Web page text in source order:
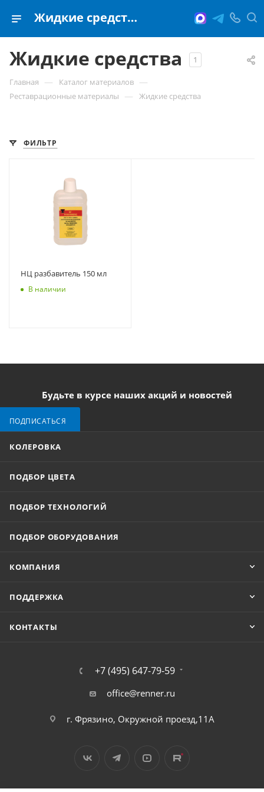
Жидкие средства
Жидкие средства 1
Главная — Каталог материалов —
Реставрационные материалы — Жидкие средства
ФИЛЬТР
НЦ разбавитель 150 мл
В наличии
Будьте в курсе наших акций и новостей
ПОДПИСАТЬСЯ
КОЛЕРОВКА
ПОДБОР ЦВЕТА
ПОДБОР ТЕХНОЛОГИЙ
ПОДБОР ОБОРУДОВАНИЯ
КОМПАНИЯ
ПОДДЕРЖКА
КОНТАКТЫ
+7 (495) 647-79-59
office@renner.ru
г. Фрязино, Окружной проезд,11А